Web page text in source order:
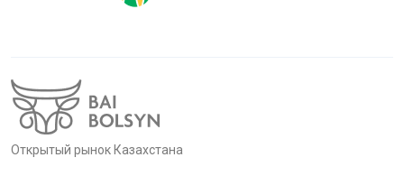
Открытый рынок Казахстана